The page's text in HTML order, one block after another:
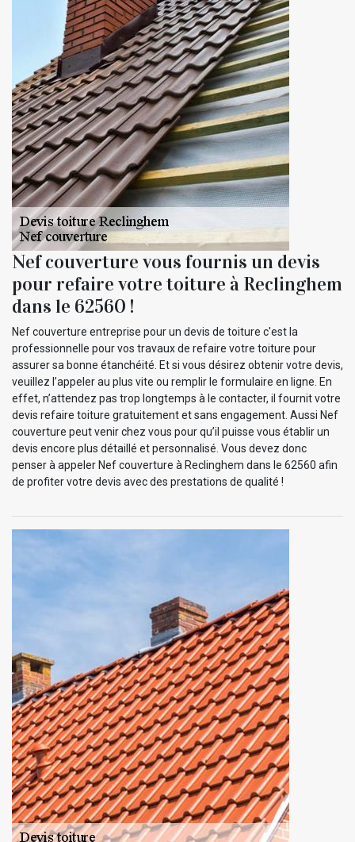
Nef couverture vous fournis un devis
pour refaire votre toiture à Reclinghem
dans le 62560 !
Nef couverture entreprise pour un devis de toiture c'est la
professionnelle pour vos travaux de refaire votre toiture pour
assurer sa bonne étanchéité. Et si vous désirez obtenir votre devis,
veuillez l’appeler au plus vite ou remplir le formulaire en ligne. En
effet, n’attendez pas trop longtemps à le contacter, il fournit votre
devis refaire toiture gratuitement et sans engagement. Aussi Nef
couverture peut venir chez vous pour qu’il puisse vous établir un
devis encore plus détaillé et personnalisé. Vous devez donc
penser à appeler Nef couverture à Reclinghem dans le 62560 afin
de profiter votre devis avec des prestations de qualité !